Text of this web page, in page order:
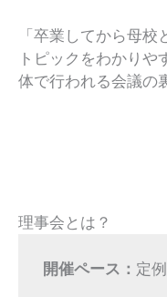
「卒業してから母
トピックをわかり
体で行われる会議の
理事会とは？
開催ペース： 定